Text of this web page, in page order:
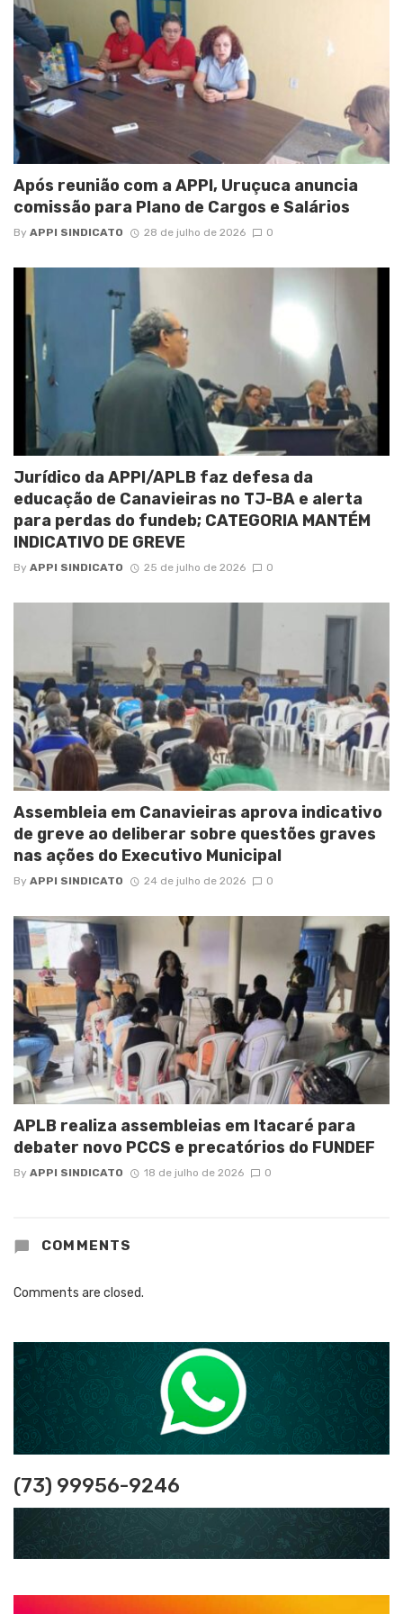
Após reunião com a APPI, Uruçuca anuncia
comissão para Plano de Cargos e Salários
By APPI SINDICATO 28 de julho de 2026 0
Jurídico da APPI/APLB faz defesa da
educação de Canavieiras no TJ-BA e alerta
para perdas do fundeb; CATEGORIA MANTÉM
INDICATIVO DE GREVE
By APPI SINDICATO 25 de julho de 2026 0
Assembleia em Canavieiras aprova indicativo
de greve ao deliberar sobre questões graves
nas ações do Executivo Municipal
By APPI SINDICATO 24 de julho de 2026 0
APLB realiza assembleias em Itacaré para
debater novo PCCS e precatórios do FUNDEF
By APPI SINDICATO 18 de julho de 2026 0
COMMENTS
Comments are closed.
(73) 99956-9246